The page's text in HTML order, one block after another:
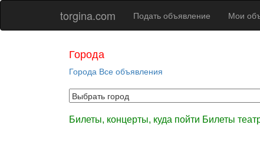
torgina.com Подать объявление Мои
Города
Города Все объявления
Билеты, концерты, куда пойти Билеты